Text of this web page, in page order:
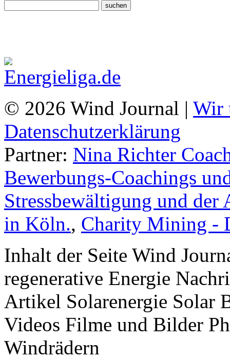
© 2026 Wind Journal | Wir
Datenschutzerklärung
Partner: Nina Richter
Bewerbungs-Coachings
Stressbewältigung und
in Köln., Charity Mining -
Inhalt der Seite Wind
regenerative Energie
Artikel Solarenergie Solar
Videos Filme und Bilder
Windrädern